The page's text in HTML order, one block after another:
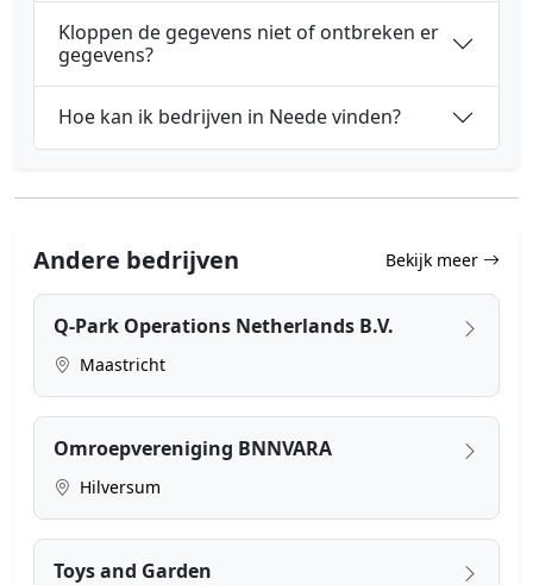
Kloppen de gegevens niet of ontbreken er
gegevens?
Hoe kan ik bedrijven in Neede vinden?
Andere bedrijven Bekijk meer
Q-Park Operations Netherlands B.V.
Maastricht
Omroepvereniging BNNVARA
Hilversum
Toys and Garden